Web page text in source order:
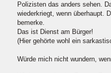
Polizisten das anders sehen.
wiederkriegt, wenn überhaupt.
bemerke.
Das ist Dienst am Bürger!
(Hier gehörte wohl ein
Würde mich nicht wundern,